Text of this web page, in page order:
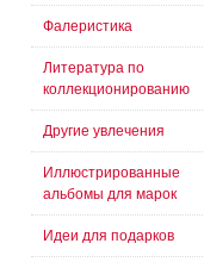
Фалеристика
Литература по
коллекционированию
Другие увлечения
Иллюстрированные
альбомы для марок
Идеи для подарков